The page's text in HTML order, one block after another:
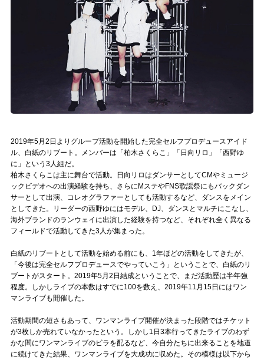
muevoクラウドファンディング
muevoコミュニティ
ぶいクラ！by muevo
ぶいマガ！ by muevo
Follow us
Official SNS
2019年5月2日よりグループ活動を開始した完全セルフプロデュースアイド
ル、白紙のリブート。メンバーは「柏木さくらこ」「日向リロ」「西野ゆ
に」という3人組だ。
柏木さくらこは主に舞台で活動。日向リロはダンサーとしてCMやミュージ
ックビデオへの出演経験を持ち、さらにMステやFNS歌謡祭にもバックダン
サーとして出演、コレオグラファーとしても活動するなど、ダンスをメイン
としてきた。リーダーの西野ゆにはモデル、DJ、ダンスとマルチにこなし、
海外ブランドのランウェイに出演した経験を持つなど、それぞれ全く異なる
フィールドで活動してきた3人が集まった。
白紙のリブートとして活動を始める前にも、1年ほどの活動をしてきたが、
「今後は完全セルフプロデュースでやっていこう」ということで、白紙のリ
ブートがスタート。2019年5月2日結成ということで、まだ活動歴は半年強
程度。しかしライブの本数はすでに100を数え、2019年11月15日にはワン
マンライブも開催した。
活動期間の短さもあって、ワンマンライブ開催が決まった段階ではチケット
が3枚しか売れていなかったという。しかし1日3本行ってきたライブのわず
かな間にワンマンライブのビラを配るなど、今自分たちに出来ることを地道
に続けてきた結果、ワンマンライブを大成功に収めた。その模様は以下から